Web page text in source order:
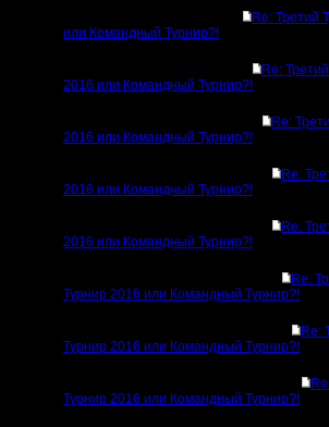
Re: Третий
или Командный Турнир?!
Re:
2016 или Командный Турнир?!
Re:
2016 или Командный Турнир?!
Re:
2016 или Командный Турнир?!
Re:
2016 или Командный Турнир?!
Re:
Турнир 2016 или Командный Турнир?!
Re:
Турнир 2016 или Командный Турнир?!
Турнир 2016 или Командный Турнир?!